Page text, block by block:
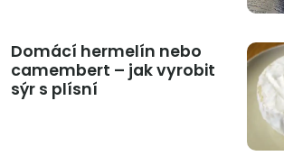
Domácí hermelín nebo
camembert – jak vyrobit
sýr s plísní